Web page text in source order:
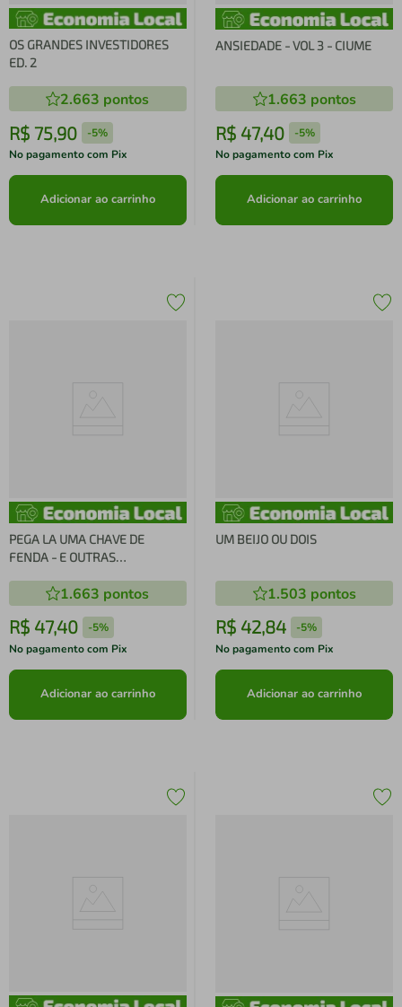
OS GRANDES INVESTIDORES
ED. 2
2.663 pontos
R$ 75,90 -5%
No pagamento com Pix
Adicionar ao carrinho
ANSIEDADE - VOL 3 - CIUME
1.663 pontos
R$ 47,40 -5%
No pagamento com Pix
Adicionar ao carrinho
PEGA LA UMA CHAVE DE
FENDA - E OUTRAS
1.663 pontos
R$ 47,40 -5%
No pagamento com Pix
Adicionar ao carrinho
UM BEIJO OU DOIS
1.503 pontos
R$ 42,84 -5%
No pagamento com Pix
Adicionar ao carrinho